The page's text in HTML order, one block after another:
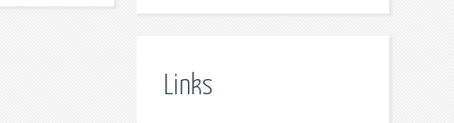
Links